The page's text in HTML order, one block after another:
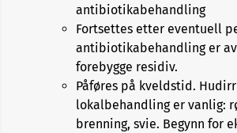
antibiotikabehandling
Fortsettes etter eventuell
antibiotikabehandling er
forebygge residiv.
Påføres på kveldstid.
lokalbehandling er vanlig:
brenning, svie. Begynn for